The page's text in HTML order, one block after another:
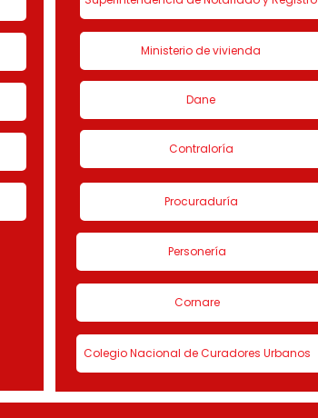
Ministerio de vivienda
Dane
Contraloría
Procuraduría
Personería
Cornare
Colegio Nacional de Curadores Urbanos